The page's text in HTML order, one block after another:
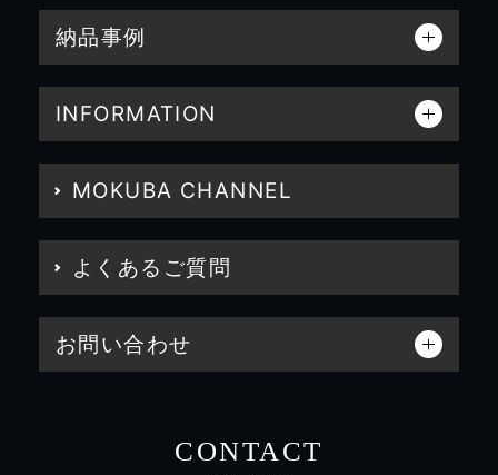
納品事例
INFORMATION
MOKUBA CHANNEL
よくあるご質問
お問い合わせ
CONTACT